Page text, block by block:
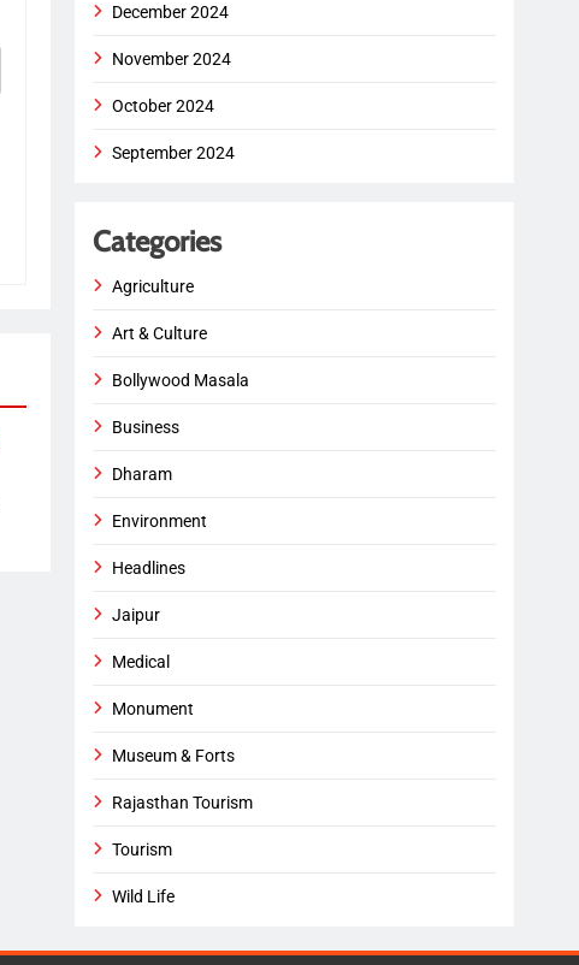
December 2024
November 2024
October 2024
September 2024
Categories
Agriculture
Art & Culture
Bollywood Masala
Business
Dharam
Environment
Headlines
Jaipur
Medical
Monument
Museum & Forts
Rajasthan Tourism
Tourism
Wild Life